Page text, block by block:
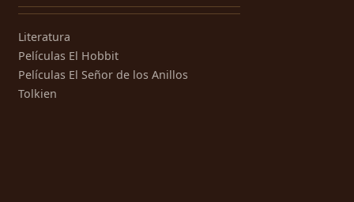
Literatura
Películas El Hobbit
Películas El Señor de los Anillos
Tolkien